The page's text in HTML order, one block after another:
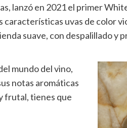
lanzó en 2021 el primer
uvas de color
suave, con despalillado y
mundo del vino,
notas aromáticas
frutal, tienes que